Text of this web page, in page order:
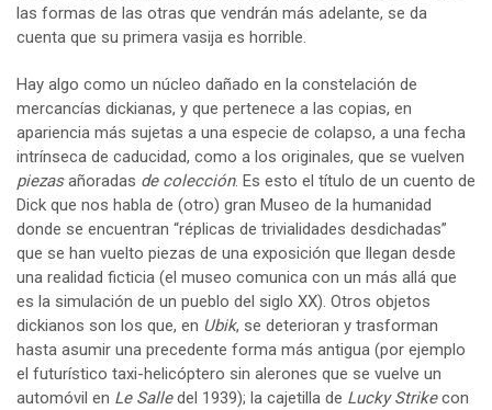
las formas de las otras que vendrán más adelante, se da
cuenta que su primera vasija es horrible.
Hay algo como un núcleo dañado en la constelación de
mercancías dickianas, y que pertenece a las copias, en
apariencia más sujetas a una especie de colapso, a una fecha
intrínseca de caducidad, como a los originales, que se vuelven
piezasañoradas de colección. Es esto el título de un cuento de
Dick que nos habla de (otro) gran Museo de la humanidad
donde se encuentran “réplicas de trivialidades desdichadas”
que se han vuelto piezas de una exposición que llegan desde
una realidad ficticia (el museo comunica con un más allá que
es la simulación de un pueblo del siglo XX). Otros objetos
dickianos son los que, en Ubik, se deterioran y trasforman
hasta asumir una precedente forma más antigua (por ejemplo
el futurístico taxi-helicóptero sin alerones que se vuelve un
automóvil en Le Salledel 1939); la cajetilla de Lucky Strikecon